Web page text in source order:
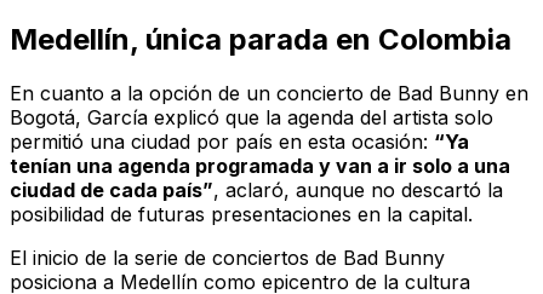
Medellín, única parada en Colombia
En cuanto a la opción de un concierto de Bad Bunny en
Bogotá, García explicó que la agenda del artista solo
permitió una ciudad por país en esta ocasión: “Ya
tenían una agenda programada y van a ir solo a una
ciudad de cada país”, aclaró, aunque no descartó la
posibilidad de futuras presentaciones en la capital.
El inicio de la serie de conciertos de Bad Bunny
posiciona a Medellín como epicentro de la cultura